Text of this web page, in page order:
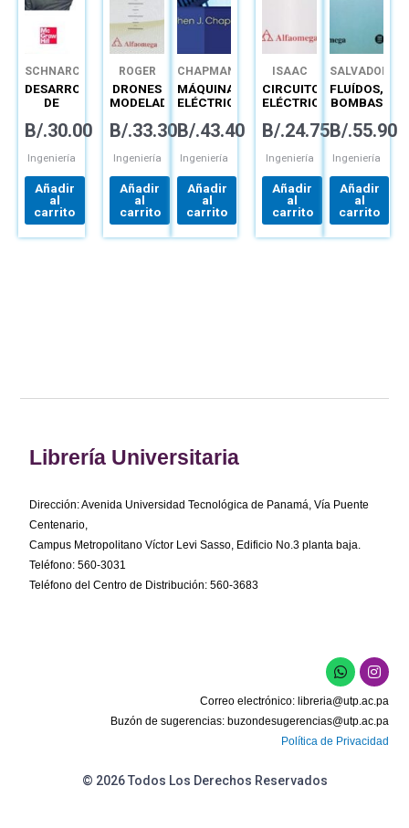
SCHNARCH
DESARROLLO
DE
PRODUCTOS
INNOVACIÓN
MARKETING
B/.30.00
Ingeniería
Añadir
al
carrito
ROGER
MIRANDA
COLORADO
DRONES
MODELADO
CONTROL
CUADROTORES
B/.33.30
Ingeniería
Añadir
al
carrito
CHAPMAN
MÁQUINAS
ELÉCTRICAS
B/.43.40
Ingeniería
Añadir
al
carrito
ISAAC
GUZMÁN
DOMÍNGUEZ
CIRCUITOS
ELÉCTRICOS
PRÁCTICAS
LABORATORIO
B/.24.75
Ingeniería
Añadir
al
carrito
SALVADOR
DE LAS
HERAS
FLUÍDOS,
BOMBAS
B/.55.90
Ingeniería
Añadir
al
carrito
Librería Universitaria
Dirección: Avenida Universidad Tecnológica de Panamá, Vía Puente
Centenario,
Campus Metropolitano Víctor Levi Sasso, Edificio No.3 planta baja.
Teléfono: 560-3031
Teléfono del Centro de Distribución: 560-3683
W
h
a
t
s
a
I
n
t
a
g
Correo electrónico: libreria@utp.ac.pa
Buzón de sugerencias: buzondesugerencias@utp.ac.pa
Política de Privacidad
© 2026 Todos Los Derechos Reservados